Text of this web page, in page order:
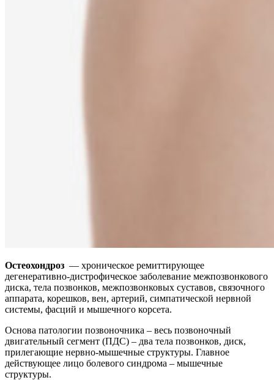
Остеохондроз — хроническое ремиттирующее
дегенеративно-дистрофическое заболевание межпозвонкового
диска, тела позвонков, межпозвонковых суставов, связочного
аппарата, корешков, вен, артерий, симпатической нервной
системы, фасций и мышечного корсета.
Основа патологии позвоночника – весь позвоночный
двигательный сегмент (ПДС) – два тела позвонков, диск,
прилегающие нервно-мышечные структуры. Главное
действующее лицо болевого синдрома – мышечные
структуры.